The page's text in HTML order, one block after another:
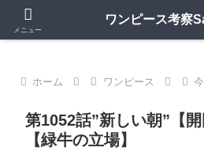
第1150話更新中｜ワンピースの歴史・神
ホーム ワンピース
第1052話”新しい朝”【開
【緑牛の立場】
メニュー
ワンピース考察